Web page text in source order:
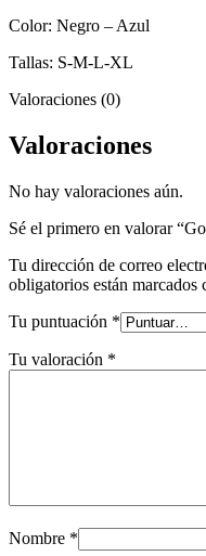
Color: Negro – Azul
Tallas: S-M-L-XL
Valoraciones (0)
Valoraciones
No hay valoraciones aún.
Sé el primero en valorar
Tu dirección de correo
obligatorios están marcados
Tu puntuación *
Tu valoración *
Nombre *